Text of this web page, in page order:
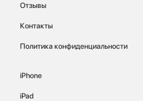
Отзывы
Контакты
Политика конфиденциальности
iPhone
iPad